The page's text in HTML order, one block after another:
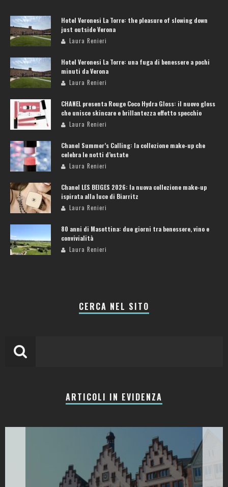
Hotel Veronesi La Torre: the pleasure of slowing down
just outside Verona
Laura Renieri
Hotel Veronesi La Torre: una fuga di benessere a pochi
minuti da Verona
Laura Renieri
CHANEL presenta Rouge Coco Hydra Gloss: il nuovo gloss
che unisce skincare e brillantezza effetto specchio
Laura Renieri
Chanel Summer’s Calling: la collezione make-up che
celebra le notti d’estate
Laura Renieri
Chanel LES BEIGES 2026: la nuova collezione make-up
ispirata alla luce di Biarritz
Laura Renieri
80 anni di Masottina: due giorni tra benessere, vino e
convivialità
Laura Renieri
CERCA NEL SITO
ARTICOLI IN EVIDENZA